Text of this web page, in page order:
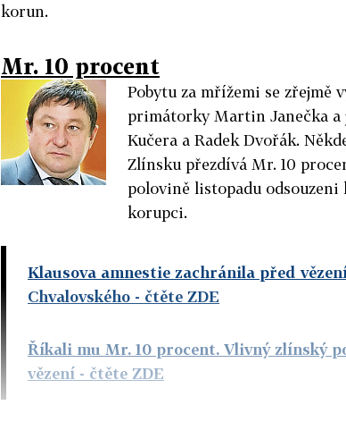
korun.
Mr. 10 procent
Pobytu za mřížemi se zřejmě
primátorky Martin Janečka a
Kučera a Radek Dvořák.
Zlínsku přezdívá Mr. 10
polovině listopadu odsouzeni
korupci.
Klausova amnestie zachránila před
Chvalovského - čtěte ZDE
Říkali mu Mr. 10 procent. Vlivný zlínský
vězení - čtěte ZDE